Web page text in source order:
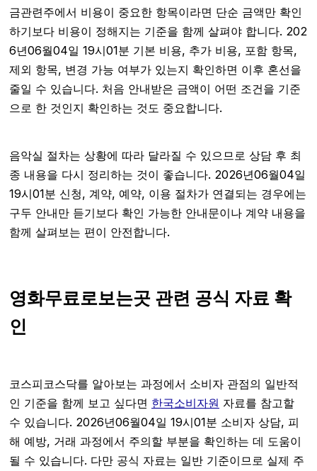
금관련주에서 비용이 중요한 항목이라면 단순 금액만 확인
하기보다 비용이 정해지는 기준을 함께 살펴야 합니다. 202
6년06월04일 19시01분 기본 비용, 추가 비용, 포함 항목,
제외 항목, 변경 가능 여부가 있는지 확인하면 이후 혼선을
줄일 수 있습니다. 처음 안내받은 금액이 어떤 조건을 기준
으로 한 것인지 확인하는 것도 중요합니다.
음악실 절차는 상황에 따라 달라질 수 있으므로 상담 후 최
종 내용을 다시 정리하는 것이 좋습니다. 2026년06월04일
19시01분 신청, 계약, 예약, 이용 절차가 연결되는 경우에는
구두 안내만 듣기보다 확인 가능한 안내문이나 계약 내용을
함께 살펴보는 편이 안전합니다.
영화무료로보는곳 관련 공식 자료 확
인
코스피코스닥를 알아보는 과정에서 소비자 관점의 일반적
인 기준을 함께 보고 싶다면 한국소비자원 자료를 참고할
수 있습니다. 2026년06월04일 19시01분 소비자 상담, 피
해 예방, 거래 과정에서 주의할 부분을 확인하는 데 도움이
될 수 있습니다. 다만 공식 자료는 일반 기준이므로 실제 주